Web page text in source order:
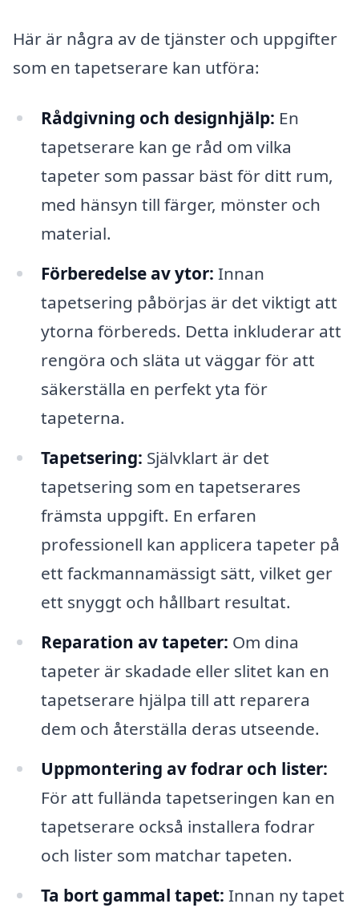
Här är några av de tjänster och uppgifter
som en tapetserare kan utföra:
Rådgivning och designhjälp: En
tapetserare kan ge råd om vilka
tapeter som passar bäst för ditt rum,
med hänsyn till färger, mönster och
material.
Förberedelse av ytor: Innan
tapetsering påbörjas är det viktigt att
ytorna förbereds. Detta inkluderar att
rengöra och släta ut väggar för att
säkerställa en perfekt yta för
tapeterna.
Tapetsering: Självklart är det
tapetsering som en tapetserares
främsta uppgift. En erfaren
professionell kan applicera tapeter på
ett fackmannamässigt sätt, vilket ger
ett snyggt och hållbart resultat.
Reparation av tapeter: Om dina
tapeter är skadade eller slitet kan en
tapetserare hjälpa till att reparera
dem och återställa deras utseende.
Uppmontering av fodrar och lister:
För att fullända tapetseringen kan en
tapetserare också installera fodrar
och lister som matchar tapeten.
Ta bort gammal tapet: Innan ny tapet